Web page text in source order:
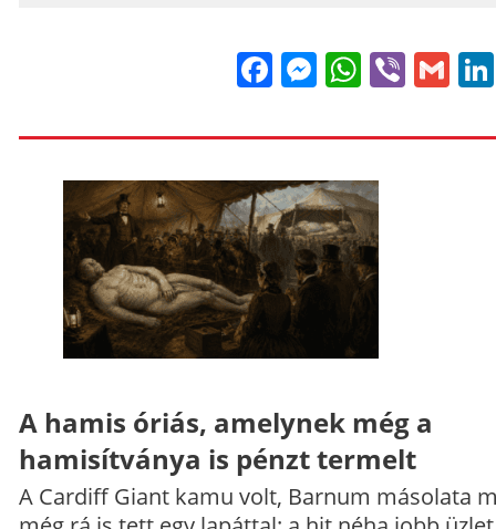
FacebookViber
A hamis óriás, amelynek még a
hamisítványa is pénzt termelt
A Cardiff Giant kamu volt, Barnum másolata